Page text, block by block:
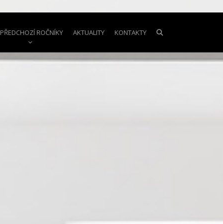
PŘEDCHOZÍ ROČNÍKY AKTUALITY KONTAKTY